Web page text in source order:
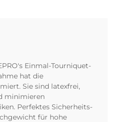
Einmal-Tourniquet-
hat die
Sie sind latexfrei,
minimieren
Perfektes Sicherheits-
für hohe